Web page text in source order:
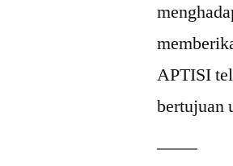
APTISI
bertujuan